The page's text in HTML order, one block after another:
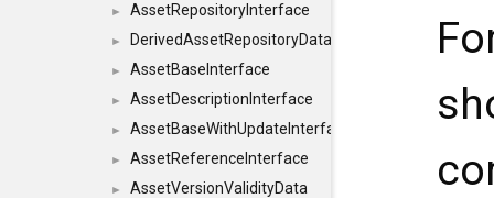
► AssetRepositoryInterface
► DerivedAssetRepositoryDataInterface
► AssetBaseInterface
► AssetDescriptionInterface
► AssetBaseWithUpdateInterface
► AssetReferenceInterface
► AssetVersionValidityData